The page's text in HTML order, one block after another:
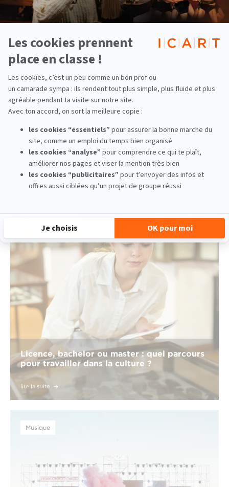
Pluridisciplinaire
Les compétences médias, nouvel
indispensable des métiers de la culture
lire la suite
Licence, bachelor ou master : quel parcours
pour travailler dans la culture ?
lire la suite
Musique